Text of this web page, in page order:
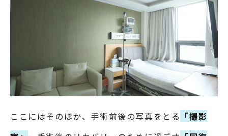
ここにはそのほか、手術前後の写真をとる 「撮影